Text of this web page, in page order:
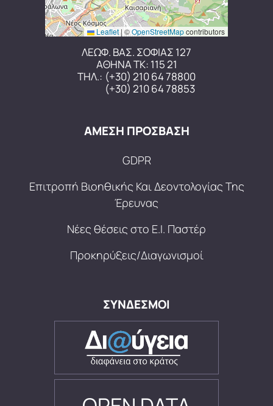
Leaflet|©OpenStreetMapcontributors
ΛΕΩΦ. ΒΑΣ. ΣΟΦΙΑΣ 127
ΑΘΗΝΑ ΤΚ: 115 21
ΤΗΛ.: (+30) 210 64 78800
(+30) 210 64 78853
ΑΜΕΣΗ ΠΡΟΣΒΑΣΗ
GDPR
Επιτροπή Βιοηθικής Και Δεοντολογίας Της
Έρευνας
Νέες θέσεις στο Ε.Ι. Παστέρ
Προκηρύξεις/Διαγωνισμοί
ΣΥΝΔΕΣΜΟΙ